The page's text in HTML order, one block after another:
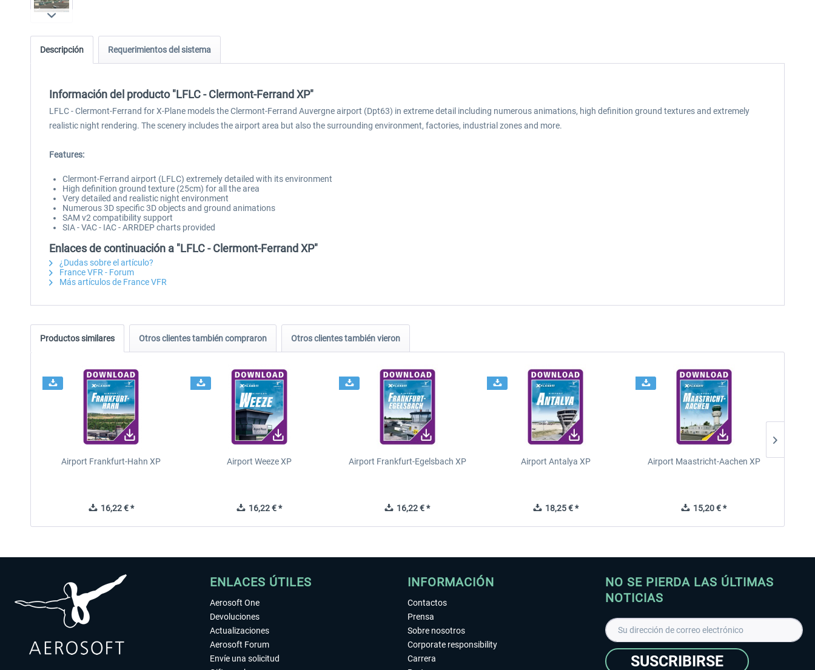
Descripción Requerimientos del sistema
Información del producto "LFLC - Clermont-Ferrand XP"
LFLC - Clermont-Ferrand for X-Plane models the Clermont-Ferrand Auvergne airport (Dpt63) in extreme detail including numerous animations, high definition ground textures and extremely
realistic night rendering. The scenery includes the airport area but also the surrounding environment, factories, industrial zones and more.
Features:
Clermont-Ferrand airport (LFLC) extremely detailed with its environment
High definition ground texture (25cm) for all the area
Very detailed and realistic night environment
Numerous 3D specific 3D objects and ground animations
SAM v2 compatibility support
SIA - VAC - IAC - ARRDEP charts provided
Enlaces de continuación a "LFLC - Clermont-Ferrand XP"
¿Dudas sobre el artículo?
France VFR - Forum
Más artículos de France VFR
Productos similares Otros clientes también compraron Otros clientes también vieron
Airport Frankfurt-Hahn XP
16,22 € *
Airport Weeze XP
16,22 € *
Airport Frankfurt-Egelsbach XP
16,22 € *
Airport Antalya XP
18,25 € *
Airport Maastricht-Aachen XP
15,20 € *
ENLACES ÚTILES
Aerosoft One
Devoluciones
Actualizaciones
Aerosoft Forum
Envíe una solicitud
INFORMACIÓN
Contactos
Prensa
Sobre nosotros
Corporate responsibility
Carrera
NO SE PIERDA LAS ÚLTIMAS
NOTICIAS
SUSCRIBIRSE